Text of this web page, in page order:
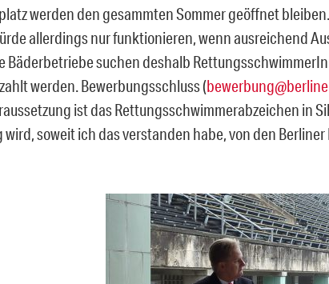
werden den gesammten Sommer geöffnet
allerdings nur funktionieren, wenn ausreichend
Bäderbetriebe suchen deshalb
werden. Bewerbungsschluss (
ist das Rettungsschwimmerabzeichen in
soweit ich das verstanden habe, von den